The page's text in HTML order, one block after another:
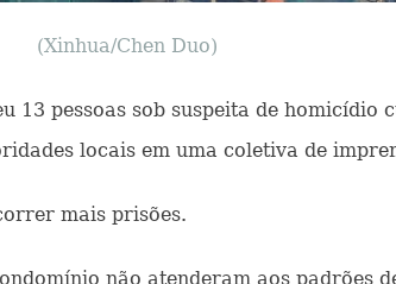
(Xinhua/Chen Duo)
13 pessoas sob suspeita de
locais em uma coletiva de
mais prisões.
não atenderam aos padrões